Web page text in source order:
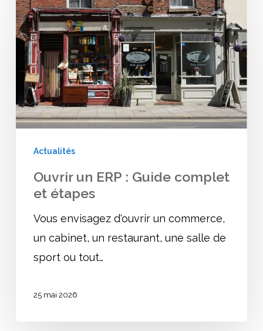
un
ERP
Guide
complet
et
étapes
Actualités
Ouvrir un ERP : Guide complet
et étapes
Vous envisagez d'ouvrir un commerce,
un cabinet, un restaurant, une salle de
sport ou tout…
25 mai 2026